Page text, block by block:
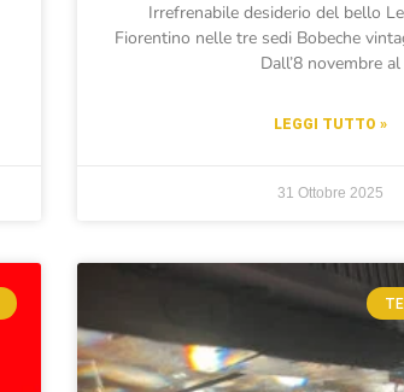
Irrefrenabile desiderio del bello
Fiorentino nelle tre sedi Bobeche
Dall’8 novembre al
LEGGI TUTTO »
31 Ottobre 2025